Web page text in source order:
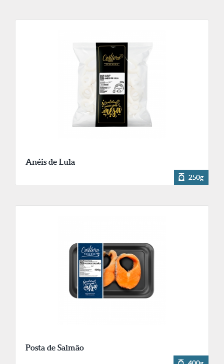
Anéis de Lula
250g
Posta de Salmão